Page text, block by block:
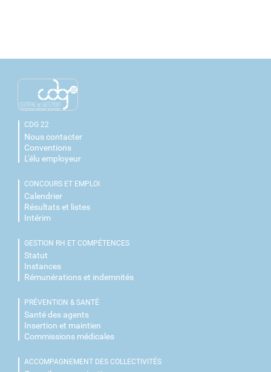
CDG 22
Nous contacter
Conventions
L'élu employeur
CONCOURS ET EMPLOI
Calendrier
Résultats et listes
Intérim
GESTION RH ET COMPÉTENCES
Statut
Instances
Rémunérations et indemnités
PRÉVENTION & SANTÉ
Santé des agents
Insertion et maintien
Commissions médicales
ACCOMPAGNEMENT DES COLLECTIVITÉS